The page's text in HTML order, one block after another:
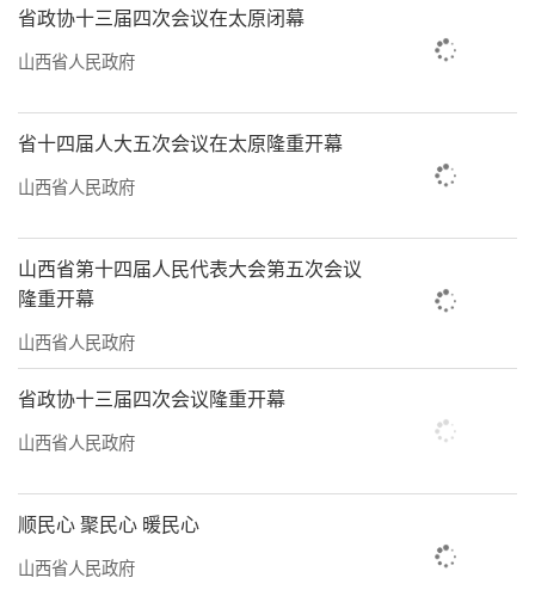
省政协十三届四次会议在太原闭幕
山西省人民政府
省十四届人大五次会议在太原隆重开幕
山西省人民政府
山西省第十四届人民代表大会第五次会议
隆重开幕
山西省人民政府
省政协十三届四次会议隆重开幕
山西省人民政府
顺民心 聚民心 暖民心
山西省人民政府